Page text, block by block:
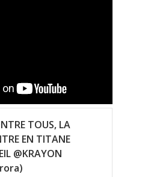
TOUS, LA
EN TITANE
@KRAYON